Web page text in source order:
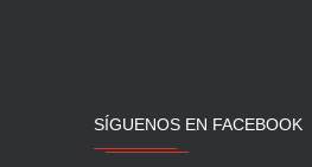
SÍGUENOS EN FACEBOOK